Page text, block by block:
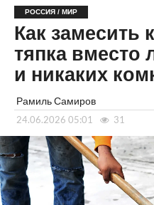
РОССИЯ / МИР
Как замесить
тяпка вместо
и никаких
Рамиль Самиров
24.06.2026 05:01 31